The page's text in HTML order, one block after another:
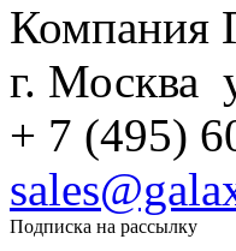
Компания
г. Москва
+ 7 (495)
Подписка на рассылку